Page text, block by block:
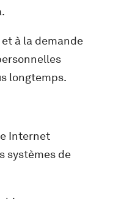
à la demande
longtemps.
Internet
systèmes de